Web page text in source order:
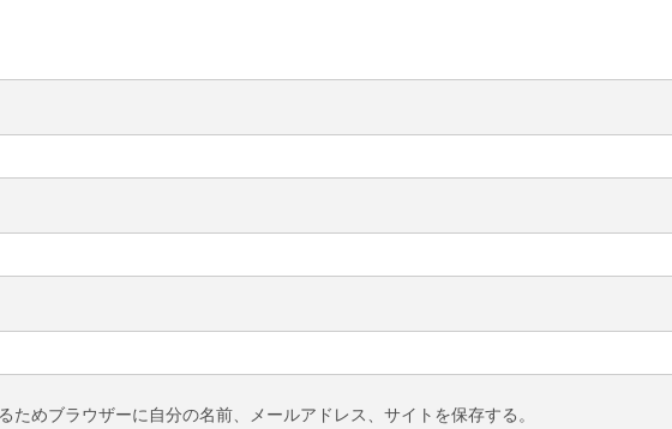
ためブラウザーに自分の名前、メールアドレス、サイトを保存する。